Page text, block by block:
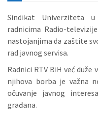
Sindikat Univerziteta
radnicima Radio-
nastojanjima da zaštite
rad javnog servisa.
Radnici RTV BiH već
njihova borba je važna
očuvanje javnog
građana.